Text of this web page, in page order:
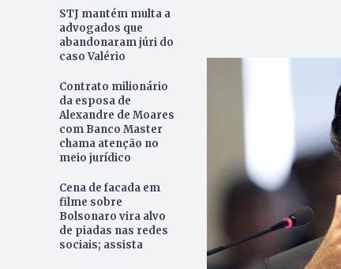
STJ mantém multa a
advogados que
abandonaram júri do
caso Valério
Contrato milionário
da esposa de
Alexandre de Moares
com Banco Master
chama atenção no
meio jurídico
Cena de facada em
filme sobre
Bolsonaro vira alvo
de piadas nas redes
sociais; assista